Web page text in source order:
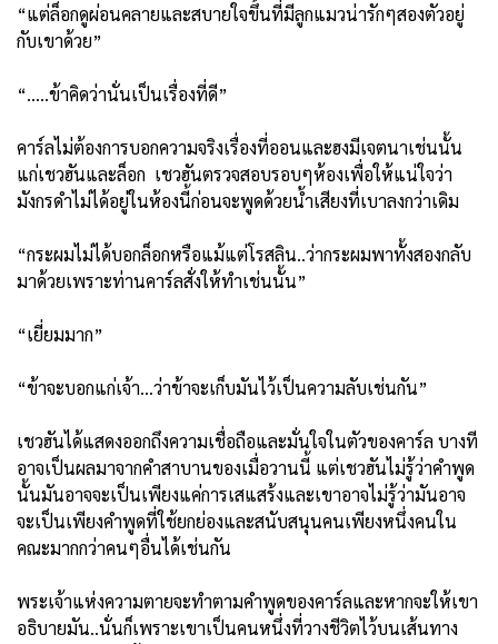
“แต่ล็อกดูผ่อนคลายและสบายใจขึ้นที่มีลูกแมวน่ารักๆสองตัวอยู่
กับเขาด้วย”
“.....ข้าคิดว่านั่นเป็นเรื่องที่ดี”
คาร์ลไม่ต้องการบอกความจริงเรื่องที่ออนและฮงมีเจตนาเช่นนั้น
แก่เชวฮันและล็อก เชวฮันตรวจสอบรอบๆห้องเพื่อให้แน่ใจว่า
มังกรดำไม่ได้อยู่ในห้องนี้ก่อนจะพูดด้วยน้ำเสียงที่เบาลงกว่าเดิม
“กระผมไม่ได้บอกล็อกหรือแม้แต่โรสลิน..ว่ากระผมพาทั้งสองกลับ
มาด้วยเพราะท่านคาร์ลสั่งให้ทำเช่นนั้น”
“เยี่ยมมาก”
“ข้าจะบอกแก่เจ้า...ว่าข้าจะเก็บมันไว้เป็นความลับเช่นกัน”
เชวฮันได้แสดงออกถึงความเชื่อถือและมั่นใจในตัวของคาร์ล บางที
อาจเป็นผลมาจากคำสาบานของเมื่อวานนี้ แต่เชวฮันไม่รู้ว่าคำพูด
นั้นมันอาจจะเป็นเพียงแค่การเสแสร้งและเขาอาจไม่รู้ว่ามันอาจ
จะเป็นเพียงคำพูดที่ใช้ยกย่องและสนับสนุนคนเพียงหนึ่งคนใน
คณะมากกว่าคนๆอื่นได้เช่นกัน
พระเจ้าแห่งความตายจะทำตามคำพูดของคาร์ลและหากจะให้เขา
อธิบายมัน..นั่นก็เพราะเขาเป็นคนหนึ่งที่วางชีวิตไว้บนเส้นทาง